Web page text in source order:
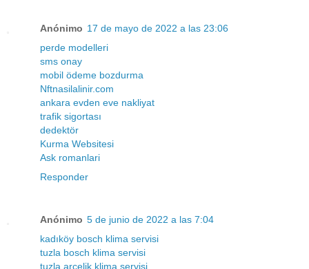
Anónimo 17 de mayo de 2022 a las 23:06
perde modelleri
sms onay
mobil ödeme bozdurma
Nftnasilalinir.com
ankara evden eve nakliyat
trafik sigortası
dedektör
Kurma Websitesi
Ask romanlari
Responder
Anónimo 5 de junio de 2022 a las 7:04
kadıköy bosch klima servisi
tuzla bosch klima servisi
tuzla arçelik klima servisi